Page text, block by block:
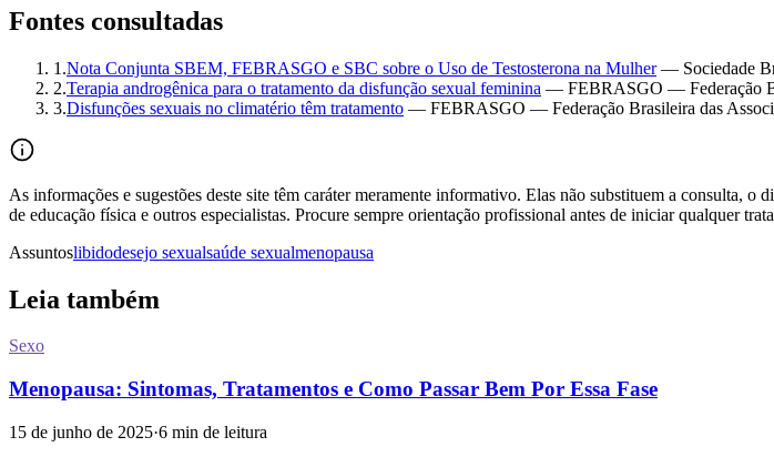
Fontes consultadas
1 .Nota Conjunta SBEM, FEBRASGO e SBC sobre o Uso de Testosterona na Mulher— Sociedade
2.Terapia androgênica para o tratamento da disfunção sexual feminina — FEBRASGO — Federação
3.Disfunções sexuais no climatério têm tratamento — FEBRASGO — Federação Brasileira das
As informações e sugestões deste site têm caráter meramente informativo. Elas não substituem a consulta,
de educação física e outros especialistas. Procure sempre orientação profissional antes de iniciar qualquer
Assuntoslibidodesejo sexualsaúde sexualmenopausa
Leia também
Sexo
Menopausa: Sintomas, Tratamentos e Como Passar Bem Por Essa Fase
15 de junho de 2025·6 min de leitura